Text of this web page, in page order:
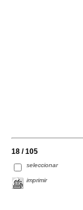
18 / 105
seleccionar
imprimir